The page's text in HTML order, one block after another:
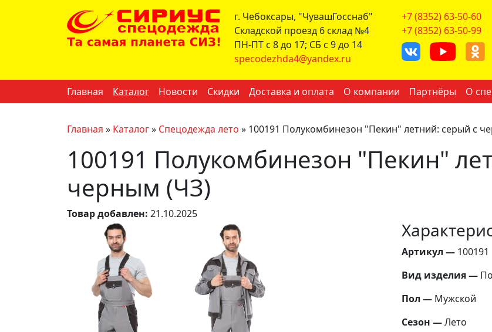
г. Чебоксары, "ЧувашГосснаб"
Складской проезд 6 склад №4
ПН-ПТ с 8 до 17; СБ с 9 до 14
specodezhda4@yandex.ru
+7 (8352) 63-50-60
+7 (8352) 63-50-99
Главная Каталог Новости Скидки Доставка и оплата О компании Партнёры О
Главная » Каталог» Спецодежда лето » 100191 Полукомбинезон "Пекин" летний: серый с
100191 Полукомбинезон "Пекин"
черным (ЧЗ)
Товар добавлен: 21.10.2025
Артикул — 100191
Вид изделия —
Пол — Мужской
Сезон —Лето